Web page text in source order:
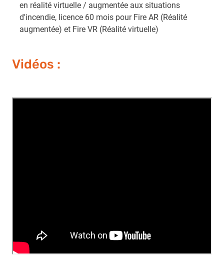
en réalité virtuelle / augmentée aux situations
d'incendie, licence 60 mois pour Fire AR (Réalité
augmentée) et Fire VR (Réalité virtuelle)
Vidéos :